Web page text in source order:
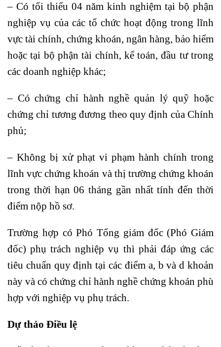
– Có tối thiểu 04 năm kinh nghiệm tại bộ phận
nghiệp vụ của các tổ chức hoạt động trong lĩnh
vực tài chính, chứng khoán, ngân hàng, bảo hiểm
hoặc tại bộ phận tài chính, kế toán, đầu tư trong
các doanh nghiệp khác;
– Có chứng chỉ hành nghề quản lý quỹ hoặc
chứng chỉ tương đương theo quy định của Chính
phủ;
– Không bị xử phạt vi phạm hành chính trong
lĩnh vực chứng khoán và thị trường chứng khoán
trong thời hạn 06 tháng gần nhất tính đến thời
điểm nộp hồ sơ.
Trường hợp có Phó Tổng giám đốc (Phó Giám
đốc) phụ trách nghiệp vụ thì phải đáp ứng các
tiêu chuẩn quy định tại các điểm a, b và d khoản
này và có chứng chỉ hành nghề chứng khoán phù
hợp với nghiệp vụ phụ trách.
Dự thảo Điều lệ